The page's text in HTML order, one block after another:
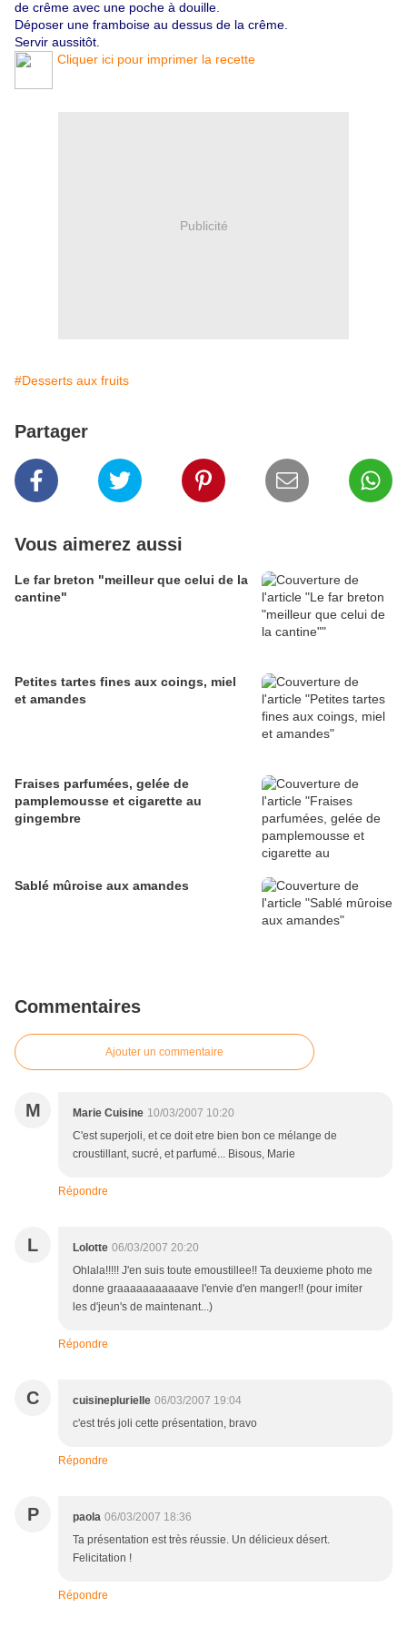
de crême avec une poche à douille.
Déposer une framboise au dessus de la crême.
Servir aussitôt.
Cliquer ici pour imprimer la recette
Publicité
#Desserts aux fruits
Partager
Vous aimerez aussi
Le far breton "meilleur que celui de la
cantine"
Petites tartes fines aux coings, miel
et amandes
Fraises parfumées, gelée de
pamplemousse et cigarette au
gingembre
Sablé mûroise aux amandes
Commentaires
Ajouter un commentaire
M Marie Cuisine 10/03/2007 10:20
C'est superjoli, et ce doit etre bien bon ce mélange de
croustillant, sucré, et parfumé... Bisous, Marie
Répondre
L Lolotte 06/03/2007 20:20
Ohlala!!!!! J'en suis toute emoustillee!! Ta deuxieme photo me
donne graaaaaaaaaaave l'envie d'en manger!! (pour imiter
les d'jeun's de maintenant...)
Répondre
C cuisineplurielle 06/03/2007 19:04
c'est trés joli cette présentation, bravo
Répondre
P paola 06/03/2007 18:36
Ta présentation est très réussie. Un délicieux désert.
Felicitation !
Répondre